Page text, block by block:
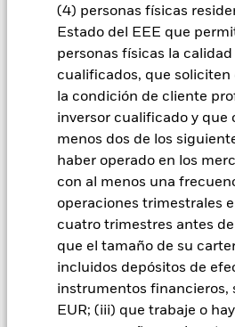
(4) personas físicas
Estado del EEE que
personas físicas la
cualificados, que soliciten
la condición de cliente
inversor cualificado y que
menos dos de los
haber operado en los
con al menos una
operaciones trimestrales
cuatro trimestres antes
que el tamaño de su
incluidos depósitos de
instrumentos financieros,
EUR; (iii) que trabaje o
se encuentra un mayor «riesgo de
restricciones a la inversión o
fallos/retrasos en la transmisión de
al Fondo, y también riesgos
sostenibilidad. Los derivados
variaciones del valor del activo en
aumentar el volumen de las pérdidas
provocando mayores oscilaciones en
impacto sobre el Fondo puede ser
derivados se utilizan de forma
Fondo pretende excluir a las
determinadas actividades
ESG. Por consiguiente, los
evaluación ética personal del filtro
invertir en este. Este filtro ESG
al valor de las inversiones del Fondo
fondo sin dicho filtro.
Todas las clases de acciones con